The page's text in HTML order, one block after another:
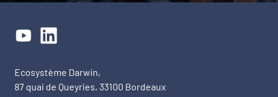
Ecosystème Darwin,
87 quai de Queyries, 33100 Bordeaux